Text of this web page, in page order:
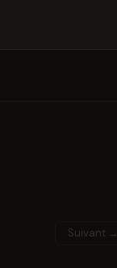
Suivant →